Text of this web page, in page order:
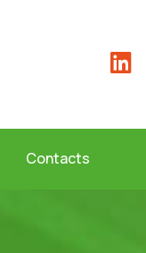
Contacts